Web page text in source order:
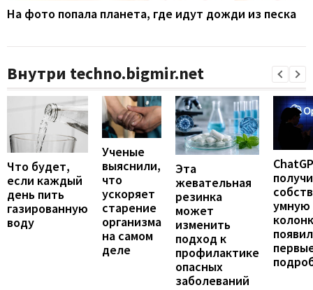
На фото попала планета, где идут дожди из песка
Внутри techno.bigmir.net
Что будет,
если каждый
день пить
газированную
воду
Ученые
выяснили,
что
ускоряет
старение
организма
на самом
деле
Эта
жевательная
резинка
может
изменить
подход к
профилактике
опасных
заболеваний
умную